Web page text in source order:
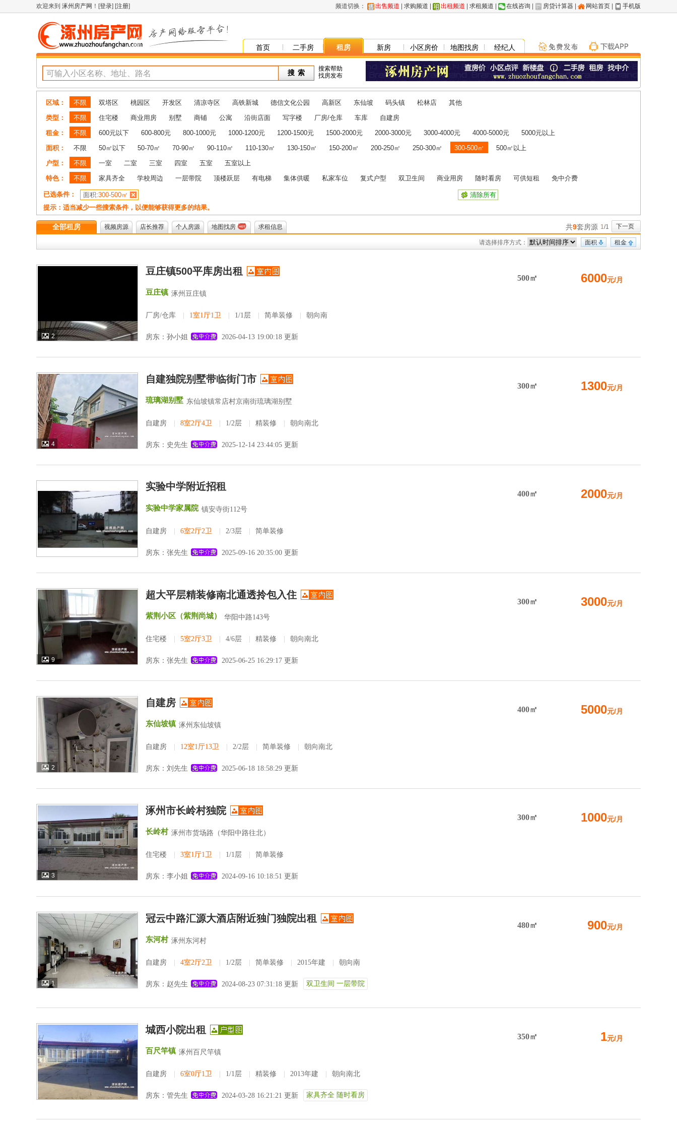
欢迎来到 涿州房产网 ！[登录] [注册] 频道切换： 出售频道 求购频道 出租频道 求租频道 在线咨询 房贷计算器 网站首页 手机版
首页 二手房 租房 新房 小区房价 地图找房 经纪人
搜索帮助
找房发布
区域： 不限 双塔区 桃园区 开发区 清凉寺区 高铁新城 德信文化公园 高新区 东仙坡 码头镇 松林店
其他
类型：
不限 住宅楼 商业用房 别墅 商铺 公寓 沿街店面 写字楼 厂房/仓库 车库
自建房
租金：
不限 600元以下 600-800元 800-1000元 1000-1200元 1200-1500元 1500-2000元 2000-3000元 3000-4000元 4000-5000元
5000元以上
面积：
不限 50㎡以下 50-70㎡ 70-90㎡ 90-110㎡ 110-130㎡ 130-150㎡ 150-200㎡ 200-250㎡ 250-300㎡ 300-500㎡
500㎡以上
户型：
不限 一室 二室 三室 四室 五室
五室以上
特色：
不限 家具齐全 学校周边 一层带院 顶楼跃层 有电梯 集体供暖 私家车位 复式户型 双卫生间 商业用房 随时看房 可供短租 免中介费
已选条件： 面积:300-500㎡
清除所有
提示：适当减少一些搜索条件，以便能够获得更多的结果。
全部租房 视频房源 店长推荐 个人房源 地图找房 求租信息 下一页
1/1
共9套房源
租金
面积
请选择排序方式：
2
豆庄镇500平库房出租
豆庄镇 涿州豆庄镇
厂房/仓库 1室1厅1卫 1/1层 简单装修 朝向南
房东：孙小姐 2026-04-13 19:00:18 更新
500㎡ 6000元/月
4
自建独院别墅带临街门市
琉璃湖别墅 东仙坡镇常店村京南街琉璃湖别墅
自建房 8室2厅4卫 1/2层 精装修 朝向南北
房东：史先生 2025-12-14 23:44:05 更新
300㎡ 1300元/月
实验中学附近招租
实验中学家属院 镇安寺街112号
自建房 6室2厅2卫 2/3层 简单装修
房东：张先生 2025-09-16 20:35:00 更新
400㎡ 2000元/月
9
超大平层精装修南北通透拎包入住
紫荆小区（紫荆尚城） 华阳中路143号
住宅楼 5室2厅3卫 4/6层 精装修 朝向南北
房东：张先生 2025-06-25 16:29:17 更新
300㎡ 3000元/月
2
自建房
东仙坡镇 涿州东仙坡镇
自建房 12室1厅13卫 2/2层 简单装修 朝向南北
房东：刘先生 2025-06-18 18:58:29 更新
400㎡ 5000元/月
3
涿州市长岭村独院
长岭村 涿州市货场路（华阳中路往北）
住宅楼 3室1厅1卫 1/1层 简单装修
房东：李小姐 2024-09-16 10:18:51 更新
300㎡ 1000元/月
1
冠云中路汇源大酒店附近独门独院出租
东河村 涿州东河村
自建房 4室2厅2卫 1/2层 简单装修 2015年建 朝向南
房东：赵先生 2024-08-23 07:31:18 更新 双卫生间 一层带院
480㎡ 900元/月
城西小院出租
百尺竿镇 涿州百尺竿镇
自建房 6室0厅1卫 1/1层 精装修 2013年建 朝向南北
房东：管先生 2024-03-28 16:21:21 更新 家具齐全 随时看房
350㎡ 1元/月